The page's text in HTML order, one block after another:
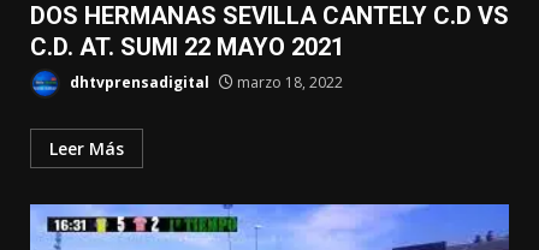
DOS HERMANAS SEVILLA CANTELY C.D VS
C.D. AT. SUMI 22 MAYO 2021
dhtvprensadigital marzo 18, 2022
Leer Más